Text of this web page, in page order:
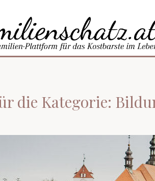
die Kategorie: